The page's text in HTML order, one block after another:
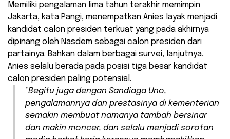
Memiliki pengalaman lima tahun terakhir memimpin
Jakarta, kata Pangi, menempatkan Anies layak menjadi
kandidat calon presiden terkuat yang pada akhirnya
dipinang oleh Nasdem sebagai calon presiden dari
partainya. Bahkan dalam berbagai survei, lanjutnya,
Anies selalu berada pada posisi tiga besar kandidat
calon presiden paling potensial.
“Begitu juga dengan Sandiaga Uno,
pengalamannya dan prestasinya di kementerian
semakin membuat namanya tambah bersinar
dan makin moncer, dan selalu menjadi sorotan